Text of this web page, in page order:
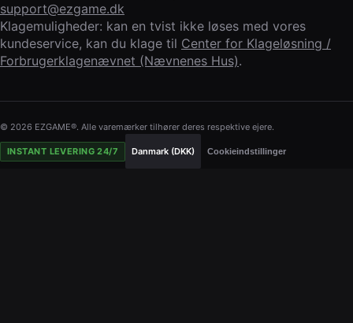
support@ezgame.dk
Klagemuligheder: kan en tvist ikke løses med vores
kundeservice, kan du klage til Center for Klageløsning /
Forbrugerklagenævnet (Nævnenes Hus).
© 2026 EZGAME®. Alle varemærker tilhører deres respektive ejere.
INSTANT LEVERING 24/7 Danmark (DKK) Cookieindstillinger